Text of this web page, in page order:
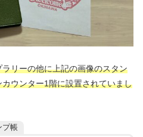
リーの他に上記の画像のスタン
ウンター1階に設置されていまし
プ帳